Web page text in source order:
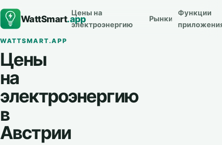
WattSmart.app
Цены на
электроэнергию
Рынки
Функции
WATTSMART.APP
Цены
на
электроэнергию
в
Австрии